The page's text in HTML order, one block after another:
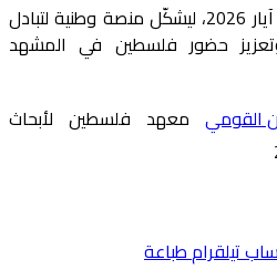
ومن المقرر عقد المؤتمر في آيار 2026، ليشكّل منصة وطنية لتبادل
وتعزيز حضور فلسطين في المشهد
معهد فلسطين لأبحاث
تيلقرامطباعة